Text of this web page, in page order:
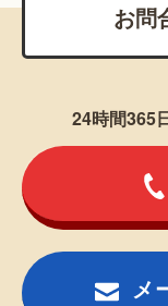
お問
24時間365
メ